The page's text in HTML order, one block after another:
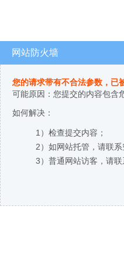
网站防火墙
您的请求带有不合法参数，已
可能原因：您提交的内容包含
如何解决：
1）检查提交内容；
2）如网站托管，请联系
3）普通网站访客，请联